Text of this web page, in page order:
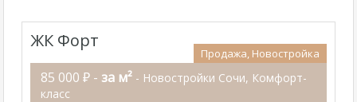
ЖК Форт
Продажа, Новостройка
85 000 ₽ - за м² - Новостройки Сочи, Комфорт-
класс